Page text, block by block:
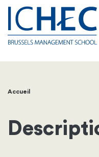
Fil
d'Ariane
Accueil